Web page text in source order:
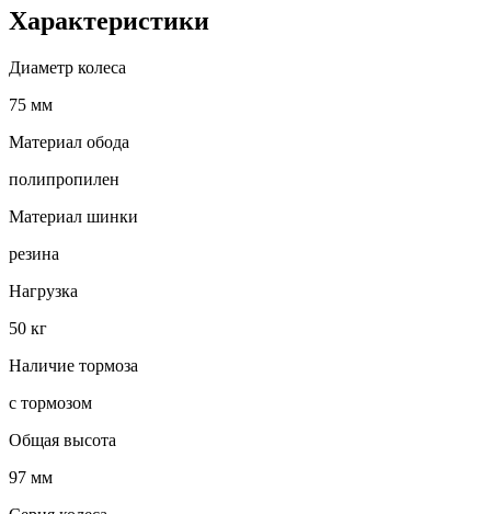
Характеристики
Диаметр колеса
75 мм
Материал обода
полипропилен
Материал шинки
резина
Нагрузка
50 кг
Наличие тормоза
с тормозом
Общая высота
97 мм